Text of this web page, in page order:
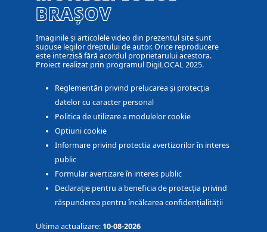
BRAȘOV
Imaginile și articolele video din prezentul site sunt
supuse legilor dreptului de autor. Orice reproducere
este interzisă fără acordul proprietarului acestora.
Proiect realizat prin programul DigiLOCAL 2025.
Reglementări privind prelucarea și protecția
datelor cu caracter personal
Politica de utilizare a modulelor cookie
Optiuni cookie
Informare privind protectia avertizorilor în interes
public
Formular avertizare în interes public
Declarație pentru a beneficia de protecția privind
răspunderea pentru încălcarea confidențialității
Ultima actualizare: 10-08-2026